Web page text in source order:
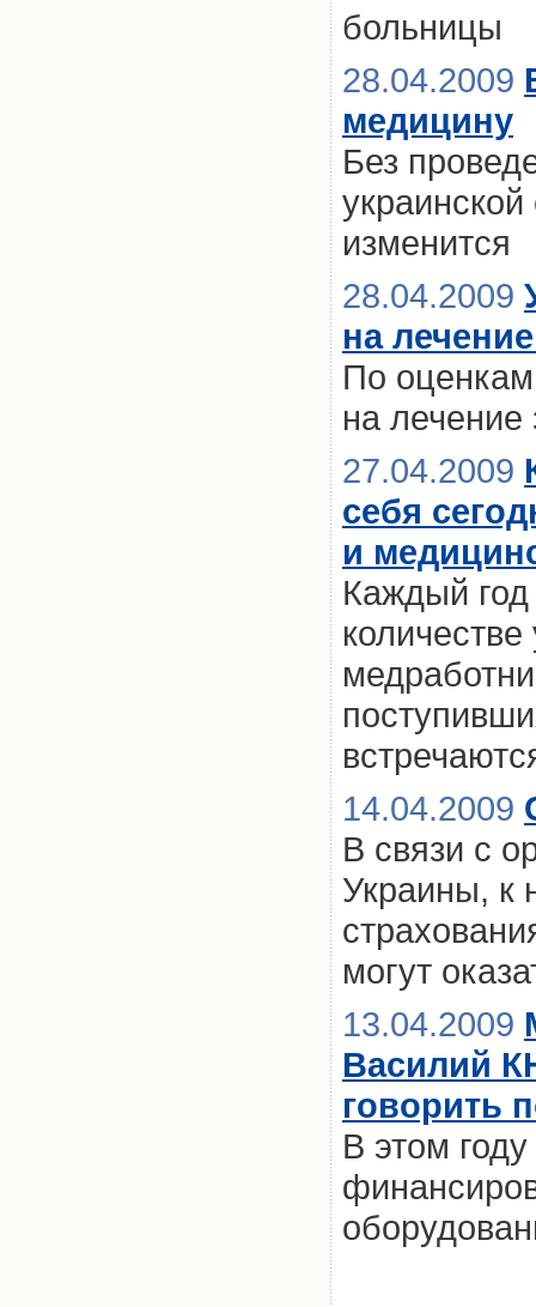
больницы
28.04.2009
медицину
Без
изменится
28.04.2009
на
По оценкам
на лечение
27.04.2009
себя
и
Каждый
14.04.2009
В связи с
Украины, к
могут
13.04.2009
Василий
говорить
В этом